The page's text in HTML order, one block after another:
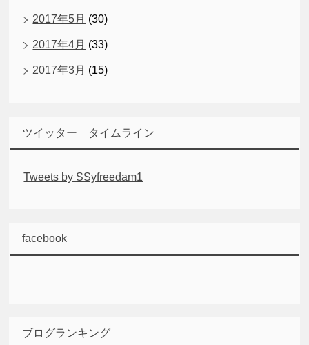
2017年5月 (30)
2017年4月 (33)
2017年3月 (15)
ツイッター タイムライン
Tweets by SSyfreedam1
facebook
ブログランキング